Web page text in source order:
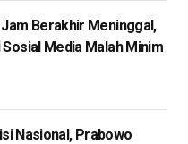
Berakhir Meninggal,
Media Malah Minim
Nasional, Prabowo